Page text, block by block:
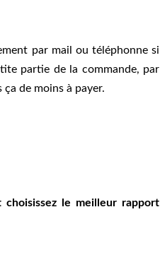
par mail ou téléphonne si
partie de la commande, par
de moins à payer.
le meilleur rapport